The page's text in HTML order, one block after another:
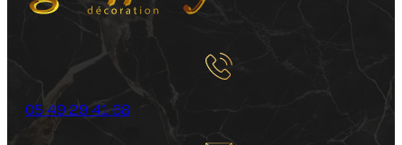
05 49 29 41 68